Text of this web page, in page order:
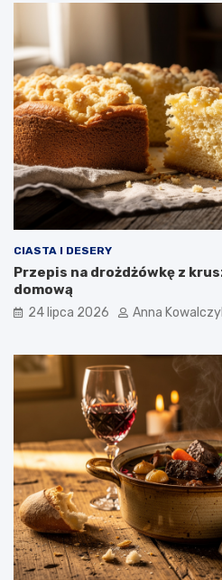
CIASTA I DESERY
Przepis na drożdżówkę z
domową
24 lipca 2026 Anna